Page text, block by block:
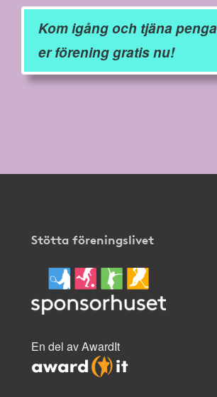
Kom igång och tjäna
er förening gratis nu!
Stötta föreningslivet
En del av AwardIt